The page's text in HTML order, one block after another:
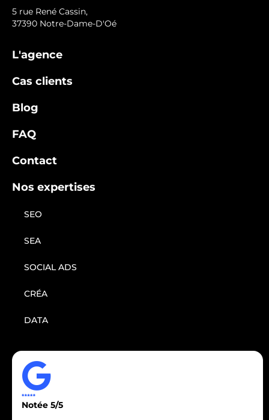
5 rue René Cassin,
37390 Notre-Dame-D'Oé
L'agence
Cas clients
Blog
FAQ
Contact
Nos expertises
SEO
SEA
SOCIAL ADS
CRÉA
DATA
Notée 5/5